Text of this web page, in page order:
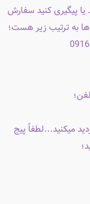
یا پیگیری کنید سفارش
به ترتیب زیر هست؛
میکنید...لطفاً پیج